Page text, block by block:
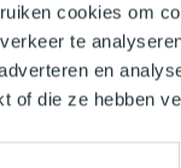
cookies om
te
en
of die ze hebben